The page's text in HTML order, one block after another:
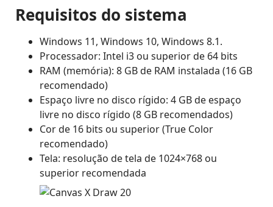
Requisitos do sistema
Windows 11, Windows 10, Windows 8.1.
Processador: Intel i3 ou superior de 64 bits
RAM (memória): 8 GB de RAM instalada (16 GB
recomendado)
Espaço livre no disco rígido: 4 GB de espaço
livre no disco rígido (8 GB recomendados)
Cor de 16 bits ou superior (True Color
recomendado)
Tela: resolução de tela de 1024×768 ou
superior recomendada